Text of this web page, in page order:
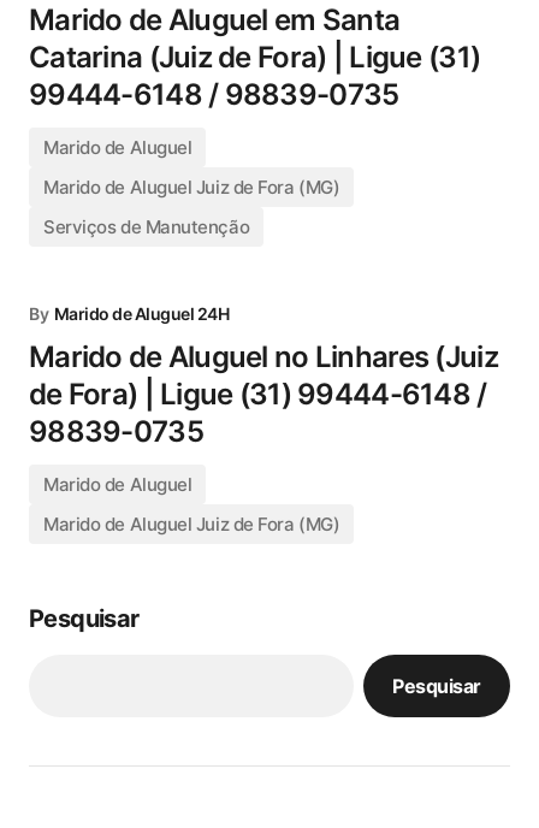
Marido de Aluguel em Santa
Catarina (Juiz de Fora) | Ligue (31)
99444-6148 / 98839-0735
Marido de Aluguel
Marido de Aluguel Juiz de Fora (MG)
Serviços de Manutenção
By Marido de Aluguel 24H
Marido de Aluguel no Linhares (Juiz
de Fora) | Ligue (31) 99444-6148 /
98839-0735
Marido de Aluguel
Marido de Aluguel Juiz de Fora (MG)
Pesquisar
Pesquisar